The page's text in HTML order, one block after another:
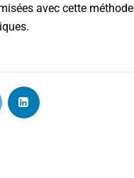
avec cette